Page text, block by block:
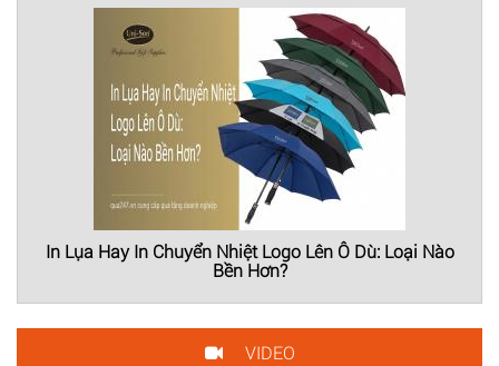
In Lụa Hay In Chuyển Nhiệt Logo Lên Ô Dù: Loại Nào
Bền Hơn?
VIDEO